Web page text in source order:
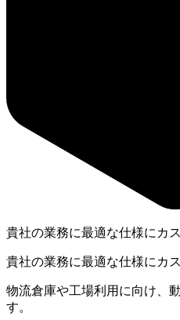
貴社の業務に最適な仕様にカ
貴社の業務に最適な仕様にカ
物流倉庫や工場利用に向け、
す。